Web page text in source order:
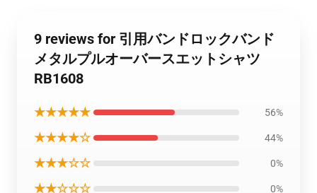
9 reviews for 引用バンドロックバンド
メタルプルオーバースエットシャツ
RB1608
★★★★★ 56%
★★★★☆ 44%
★★★☆☆ 0%
★★☆☆☆ 0%